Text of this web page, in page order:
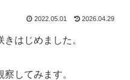
2022.05.01 2026.04.29
はじめました。
してみます。